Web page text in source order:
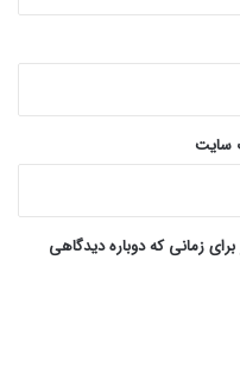
سایت
زمانی که دوباره دیدگاهی